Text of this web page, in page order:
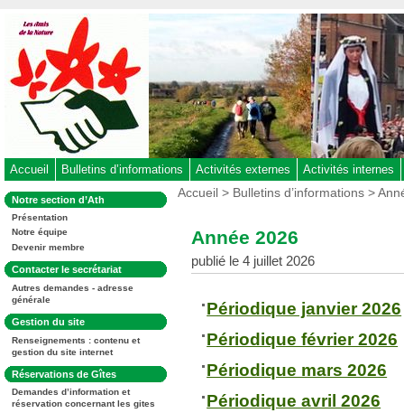
au
contenu
-
Aller
au
menu
-
à
la
recherche
Accueil Bulletins d’informations Activités externes Activités internes
Dans
la
rubrique
:
Notre section d’Ath
Présentation
Notre équipe
Devenir membre
Dans
la
rubrique
:
Contacter le secrétariat
Autres demandes - adresse
générale
Dans
la
rubrique
:
Gestion du site
Renseignements : contenu et
gestion du site internet
Dans
la
rubrique
:
Réservations de Gîtes
Demandes d’information et
réservation concernant les gites
Vous
Accueil > Bulletins d’informations >
Année 2026
publié le 4 juillet 2026
Périodique janvier 2026
Périodique février 2026
Périodique mars 2026
Périodique avril 2026